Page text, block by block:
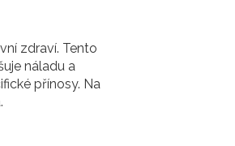
zdraví. Tento
náladu a
přínosy. Na